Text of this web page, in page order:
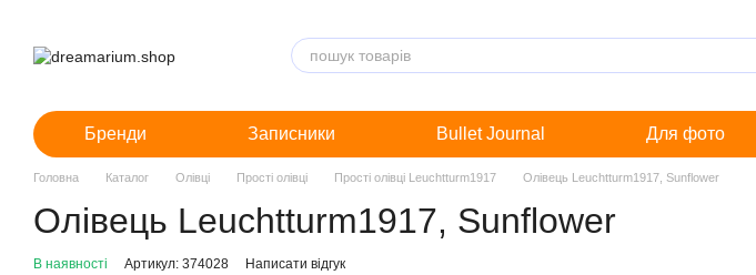
Бренди Записники Bullet Journal Для фото
Головна Каталог Олівці Прості олівці Прості олівці Leuchtturm1917 Олівець Leuchtturm1917, Sunflower
Олівець Leuchtturm1917, Sunflower
В наявності Артикул: 374028 Написати відгук